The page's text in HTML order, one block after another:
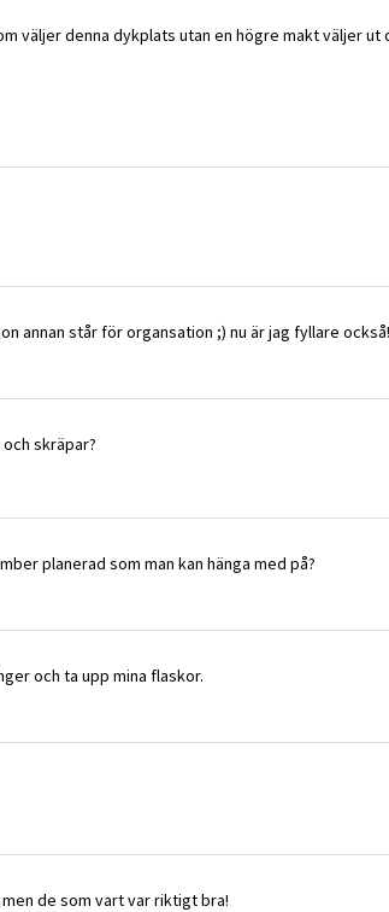
väljer denna dykplats utan en högre makt väljer
annan står för organsation ;) nu är jag fyllare
skräpar?
planerad som man kan hänga med på?
och ta upp mina flaskor.
de som vart var riktigt bra!